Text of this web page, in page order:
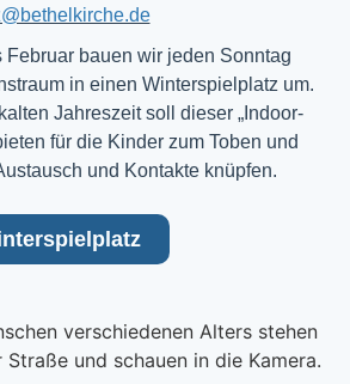
Februar bauen wir jeden Sonntag
in einen Winterspielplatz um.
Jahreszeit soll dieser „Indoor-
für die Kinder zum Toben und
und Kontakte knüpfen.